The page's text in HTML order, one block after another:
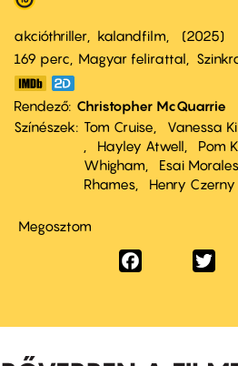
akcióthriller kalandfilm
2025
169 perc,
Magyar felirattal
Rendező Christopher McQuarrie
Színészek
Tom Cruise Vanessa
Hayley Atwell
Pom
Whigham
Esai Morales
Rhames
Henry Czerny
Megosztom
Facebook